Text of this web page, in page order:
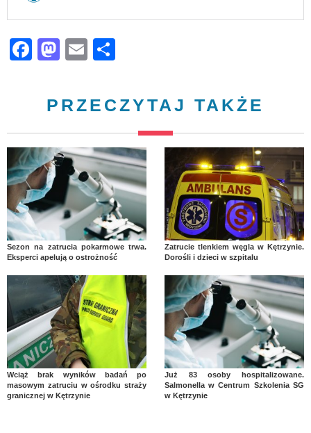
Facebook
Mastodon
Email
PRZECZYTAJ TAKŻE
Sezon na zatrucia pokarmowe trwa.
Eksperci apelują o ostrożność
Zatrucie tlenkiem węgla w Kętrzynie.
Dorośli i dzieci w szpitalu
Wciąż brak wyników badań po
masowym zatruciu w ośrodku straży
granicznej w Kętrzynie
Już 83 osoby hospitalizowane.
Salmonella w Centrum Szkolenia SG
w Kętrzynie